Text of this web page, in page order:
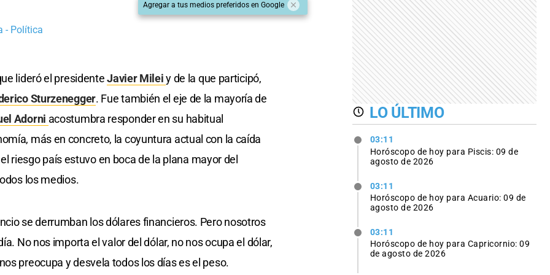
Agregar a tus medios preferidos en Google
- Política
lideró el presidenteJavier Mileiy de la que participó,
Sturzenegger. Fue también el eje de la mayoría de
Adorni acostumbra responder en su habitual
más en concreto, la coyuntura actual con la caída
riesgo país estuvo en boca de la plana mayor del
los medios.
se derrumban los dólares financieros. Pero nosotros
No nos importa el valor del dólar, no nos ocupa el dólar,
preocupa y desvela todos los días es el peso.
LO ÚLTIMO
03:11
Horóscopo de hoy para Piscis: 09 de
agosto de 2026
03:11
Horóscopo de hoy para Acuario: 09 de
agosto de 2026
03:11
Horóscopo de hoy para Capricornio: 09
de agosto de 2026